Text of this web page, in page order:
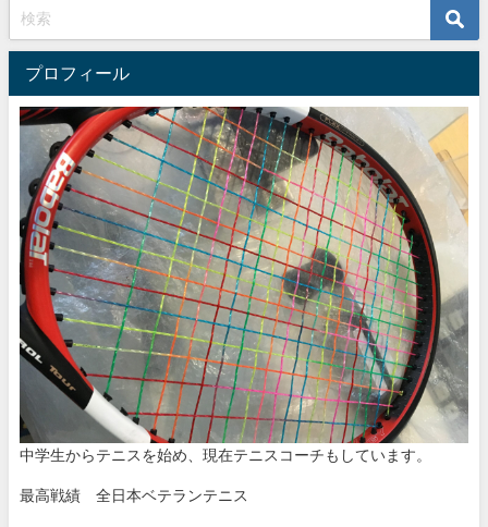
プロフィール
中学生からテニスを始め、現在テニスコーチもしています。
最高戦績 全日本ベテランテニス